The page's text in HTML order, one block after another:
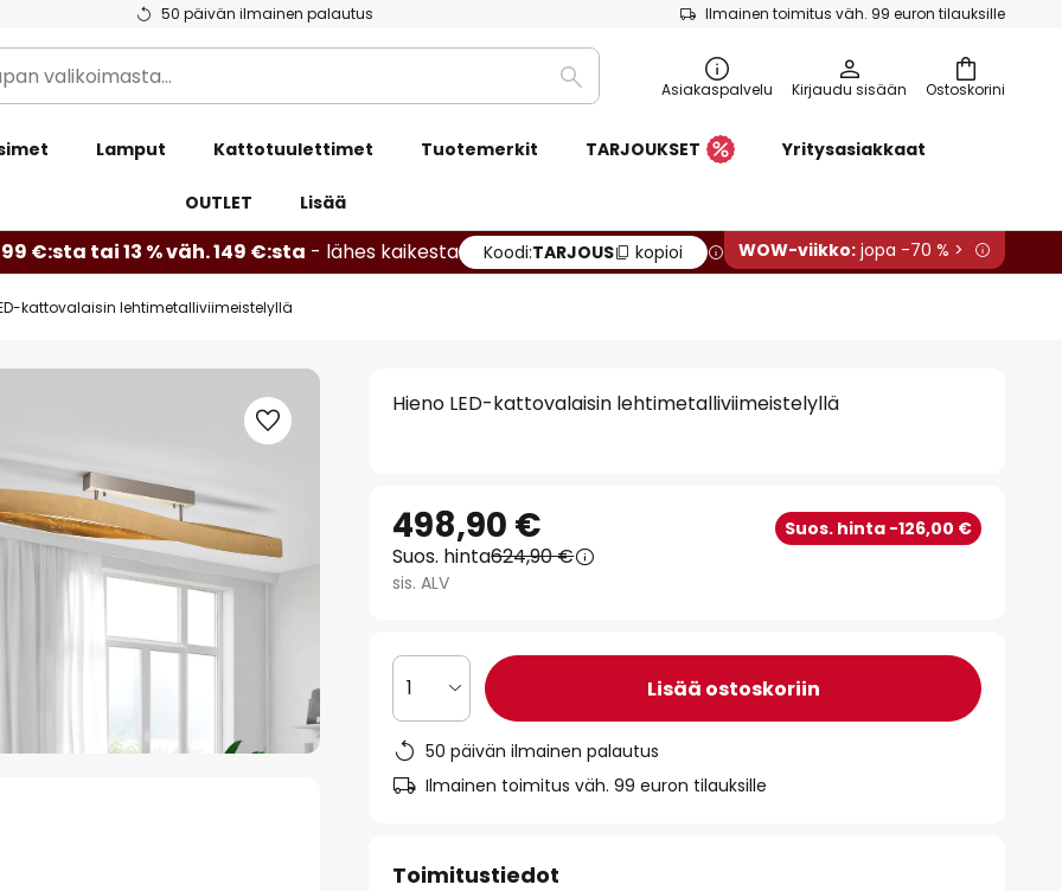
50 päivän ilmainen palautus Ilmainen toimitus väh. 99 euron tilauksille
Ostoskorini
Etsi Asiakaspalvelu Kirjaudu sisään
Lamput Kattotuulettimet Tuotemerkit TARJOUKSET Yritysasiakkaat
OUTLET Lisää
€:sta tai 13 % väh. 149 €:sta - lähes kaikesta Koodi:TARJOUS kopioi WOW-viikko: jopa -70 % >
kattovalaisin lehtimetalliviimeistelyllä
Hieno LED-kattovalaisin lehtimetalliviimeistelyllä
498,90 € Suos. hinta -126,00 €
Suos. hinta624,90 €
sis. ALV
1 Lisää ostoskoriin
50 päivän ilmainen palautus
Ilmainen toimitus väh. 99 euron tilauksille
Toimitustiedot